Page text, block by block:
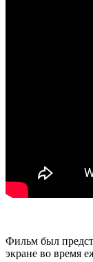
Фильм был
экране во время